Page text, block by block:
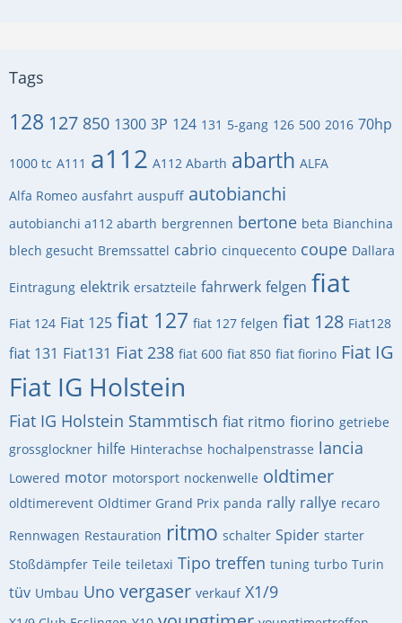
Tags
128 127 850 1300 3P 124 131 5-gang 126 500 2016 70hp
1000 tc A111 a112 A112 Abarth abarth ALFA
Alfa Romeo ausfahrt auspuff autobianchi
autobianchi a112 abarth bergrennen bertone beta Bianchina
blech gesucht Bremssattel cabrio cinquecento coupe Dallara
Eintragung elektrik ersatzteile fahrwerk felgen fiat
Fiat 124 Fiat 125 fiat 127 fiat 127 felgen fiat 128 Fiat128
fiat 131 Fiat131 Fiat 238 fiat 600 fiat 850 fiat fiorino Fiat IG
Fiat IG Holstein
Fiat IG Holstein Stammtisch fiat ritmo fiorino getriebe
grossglockner hilfe Hinterachse hochalpenstrasse lancia
Lowered motor motorsport nockenwelle oldtimer
oldtimerevent Oldtimer Grand Prix panda rally rallye recaro
Rennwagen Restauration ritmo schalter Spider starter
Stoßdämpfer Teile teiletaxi Tipo treffen tuning turbo Turin
tüv Umbau Uno vergaser verkauf X1/9